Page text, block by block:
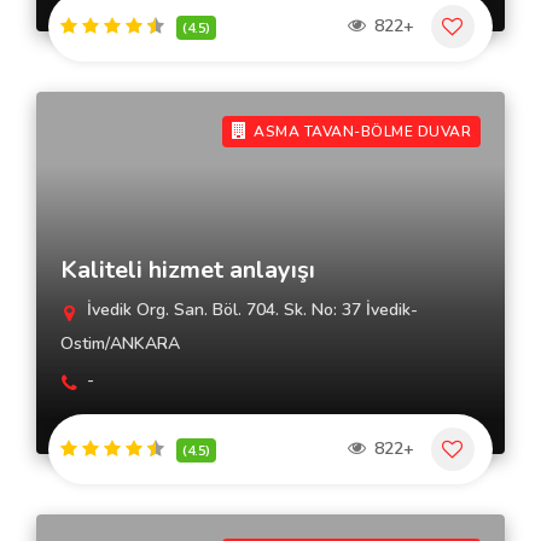
(4.5) 822+
ASMA TAVAN-BÖLME DUVAR
Kaliteli hizmet anlayışı
İvedik Org. San. Böl. 704. Sk. No: 37 İvedik-
Ostim/ANKARA
-
(4.5) 822+